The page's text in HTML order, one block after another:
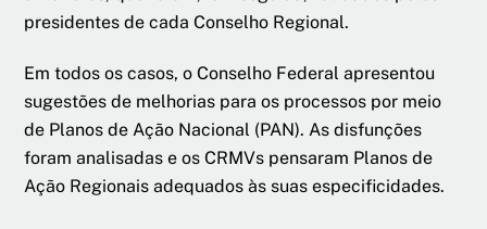
presidentes de cada Conselho Regional.
Em todos os casos, o Conselho Federal apresentou
sugestões de melhorias para os processos por meio
de Planos de Ação Nacional (PAN). As disfunções
foram analisadas e os CRMVs pensaram Planos de
Ação Regionais adequados às suas especificidades.